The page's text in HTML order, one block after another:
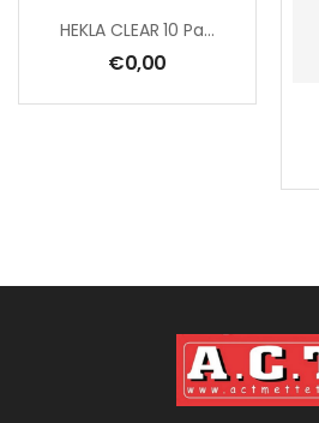
HEKLA CLEAR 10 Paire(s)
€0,00